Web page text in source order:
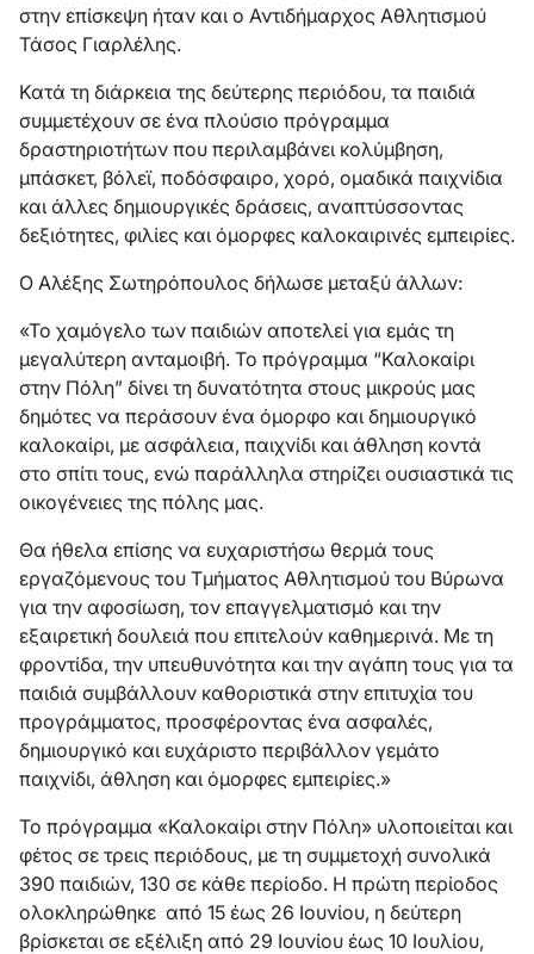
στην επίσκεψη ήταν και ο Αντιδήμαρχος Αθλητισμού
Τάσος Γιαρλέλης.
Κατά τη διάρκεια της δεύτερης περιόδου, τα παιδιά
συμμετέχουν σε ένα πλούσιο πρόγραμμα
δραστηριοτήτων που περιλαμβάνει κολύμβηση,
μπάσκετ, βόλεϊ, ποδόσφαιρο, χορό, ομαδικά παιχνίδια
και άλλες δημιουργικές δράσεις, αναπτύσσοντας
δεξιότητες, φιλίες και όμορφες καλοκαιρινές εμπειρίες.
Ο Αλέξης Σωτηρόπουλος δήλωσε μεταξύ άλλων:
«Το χαμόγελο των παιδιών αποτελεί για εμάς τη
μεγαλύτερη ανταμοιβή. Το πρόγραμμα “Καλοκαίρι
στην Πόλη” δίνει τη δυνατότητα στους μικρούς μας
δημότες να περάσουν ένα όμορφο και δημιουργικό
καλοκαίρι, με ασφάλεια, παιχνίδι και άθληση κοντά
στο σπίτι τους, ενώ παράλληλα στηρίζει ουσιαστικά τις
οικογένειες της πόλης μας.
Θα ήθελα επίσης να ευχαριστήσω θερμά τους
εργαζόμενους του Τμήματος Αθλητισμού του Βύρωνα
για την αφοσίωση, τον επαγγελματισμό και την
εξαιρετική δουλειά που επιτελούν καθημερινά. Με τη
φροντίδα, την υπευθυνότητα και την αγάπη τους για τα
παιδιά συμβάλλουν καθοριστικά στην επιτυχία του
προγράμματος, προσφέροντας ένα ασφαλές,
δημιουργικό και ευχάριστο περιβάλλον γεμάτο
παιχνίδι, άθληση και όμορφες εμπειρίες.»
Το πρόγραμμα «Καλοκαίρι στην Πόλη» υλοποιείται και
φέτος σε τρεις περιόδους, με τη συμμετοχή συνολικά
390 παιδιών, 130 σε κάθε περίοδο. Η πρώτη περίοδος
ολοκληρώθηκε από 15 έως 26 Ιουνίου, η δεύτερη
βρίσκεται σε εξέλιξη από 29 Ιουνίου έως 10 Ιουλίου,